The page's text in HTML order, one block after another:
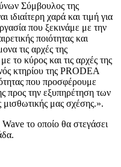
Σύμβουλος της
χαρά και τιμή για
που ξεκινάμε με την
ποιότητας και
τις αρχές της
το κύρος και τις αρχές της
κτηρίου της PRODEA
που προσφέρουμε
προς την εξυπηρέτηση των
μας σχέσης.».
το οποίο θα στεγάσει